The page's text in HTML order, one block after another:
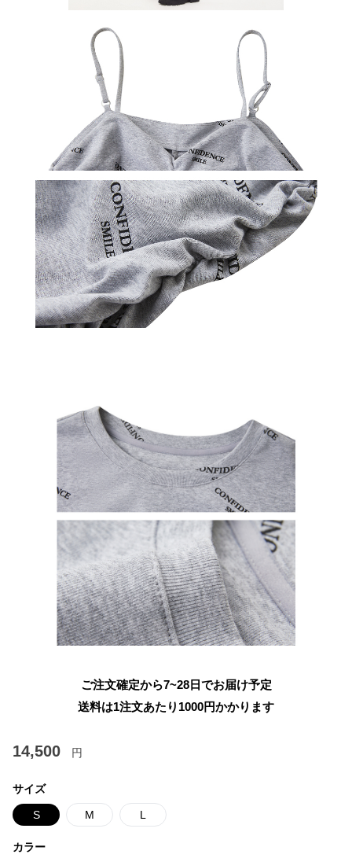
ご注文確定から7~28日でお届け予定
送料は1注文あたり 1000円かかります
14,500 円
サイズ
S M L
カラー